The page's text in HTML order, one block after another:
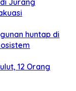
Jurang
huntap di
12 Orang